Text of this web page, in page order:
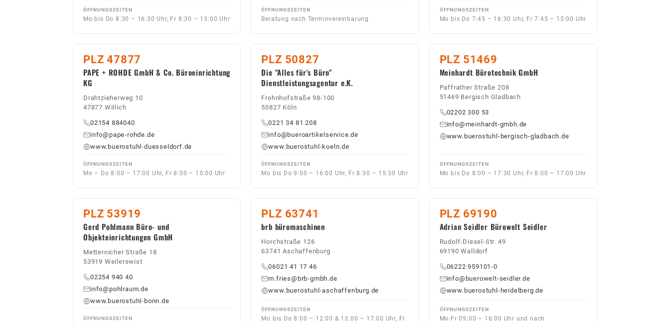
ÖFFNUNGSZEITEN
Mo bis Do 8:30 – 16:30 Uhr, Fr 8:30 – 13:00 Uhr
ÖFFNUNGSZEITEN
Beratung nach Terminvereinbarung
ÖFFNUNGSZEITEN
Mo bis Do 7:45 – 16:30 Uhr, Fr 7:45 – 15:00 Uhr
PLZ 47877
PAPE + ROHDE GmbH & Co. Büroeinrichtung
KG
Drahtzieherweg 10
47877 Willich
02154 884040
info@pape-rohde.de
www.buerostuhl-duesseldorf.de
ÖFFNUNGSZEITEN
Mo – Do 8:00 – 17:00 Uhr, Fr 8:00 – 15:00 Uhr
PLZ 50827
Die "Alles für's Büro"
Dienstleistungsagentur e.K.
Frohnhofstraße 98-100
50827 Köln
0221 34 81 208
info@bueroartikelservice.de
www.buerostuhl-koeln.de
ÖFFNUNGSZEITEN
Mo bis Do 9:00 – 16:00 Uhr, Fr 8:30 – 15:30 Uhr
PLZ 51469
Meinhardt Bürotechnik GmbH
Paffrather Straße 208
51469 Bergisch Gladbach
02202 300 53
info@meinhardt-gmbh.de
www.buerostuhl-bergisch-gladbach.de
ÖFFNUNGSZEITEN
Mo bis Do 8:00 – 17:30 Uhr, Fr 8:00 – 17:00 Uhr
PLZ 53919
Gerd Pohlmann Büro- und
Objekteinrichtungen GmbH
Metternicher Straße 18
53919 Weilerswist
02254 940 40
info@pohlraum.de
www.buerostuhl-bonn.de
ÖFFNUNGSZEITEN
PLZ 63741
brb büromaschinen
Horchstraße 126
63741 Aschaffenburg
06021 41 17 46
m.fries@brb-gmbh.de
www.buerostuhl-aschaffenburg.de
ÖFFNUNGSZEITEN
Mo bis Do 8:00 – 12:00 & 13:00 – 17:00 Uhr, Fr
PLZ 69190
Adrian Seidler Bürowelt Seidler
Rudolf-Diesel-Str. 49
69190 Walldorf
06222 959101-0
info@buerowelt-seidler.de
www.buerostuhl-heidelberg.de
ÖFFNUNGSZEITEN
Mo-Fr 09:00 – 16:00 Uhr und nach